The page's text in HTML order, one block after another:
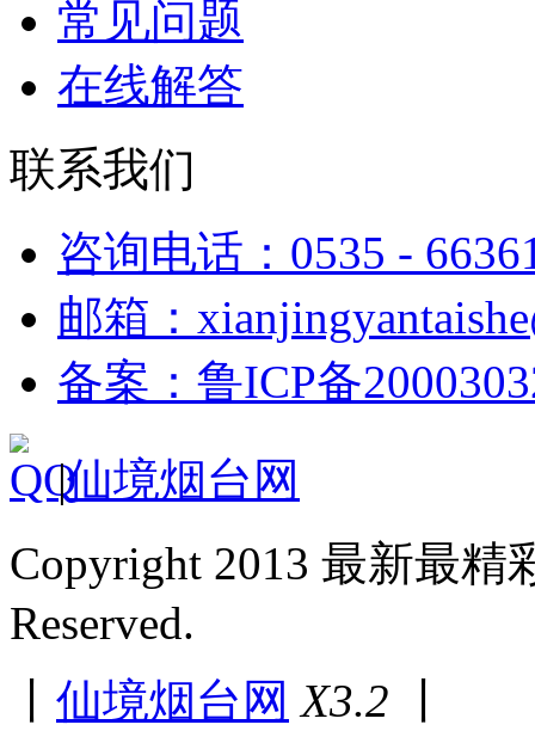
常见问题
在线解答
联系我们
咨询电话：0535 -
邮箱：
备案：鲁ICP备
|仙境烟台网
Copyright 2013 最新最
Reserved.
仙境烟台网 X3.2